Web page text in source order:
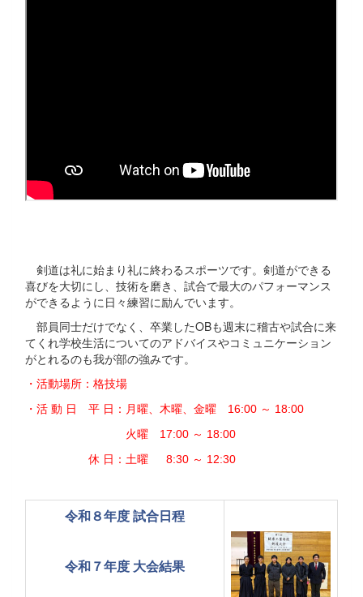
剣道は礼に始まり礼に終わるスポーツです。剣道ができる
喜びを大切にし、技術を磨き、試合で最大のパフォーマンス
ができるように日々練習に励んでいます。
部員同士だけでなく、卒業したOBも週末に稽古や試合に来
てくれ学校生活についてのアドバイスやコミュニケーション
がとれるのも我が部の強みです。
・活動場所：格技場
・活 動 日 平 日：月曜、木曜、金曜 16:00 ～ 18:00
火曜 17:00 ～ 18:00
休 日：土曜 8:30 ～ 12:30
令和８年度 試合日程
令和７年度 大会結果